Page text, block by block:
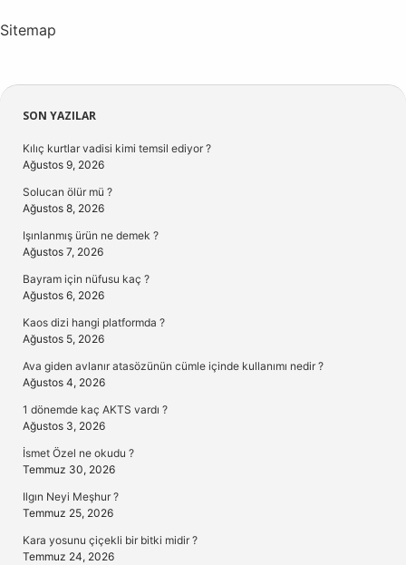
Sitemap
Sidebar
SON YAZILAR
Kılıç kurtlar vadisi kimi temsil ediyor ?
Ağustos 9, 2026
Solucan ölür mü ?
Ağustos 8, 2026
Işınlanmış ürün ne demek ?
Ağustos 7, 2026
Bayram için nüfusu kaç ?
Ağustos 6, 2026
Kaos dizi hangi platformda ?
Ağustos 5, 2026
Ava giden avlanır atasözünün cümle içinde kullanımı nedir ?
Ağustos 4, 2026
1 dönemde kaç AKTS vardı ?
Ağustos 3, 2026
İsmet Özel ne okudu ?
Temmuz 30, 2026
Ilgın Neyi Meşhur ?
Temmuz 25, 2026
Kara yosunu çiçekli bir bitki midir ?
Temmuz 24, 2026